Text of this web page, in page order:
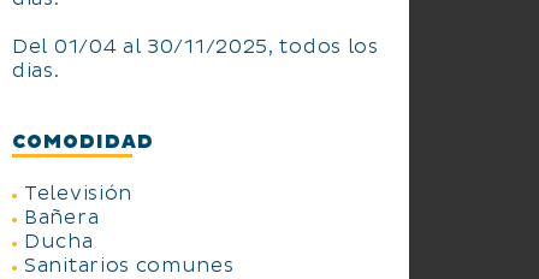
Del 01/04 al 30/11/2025, todos los
dias.
COMODIDAD
Televisión
Bañera
Ducha
Sanitarios comunes